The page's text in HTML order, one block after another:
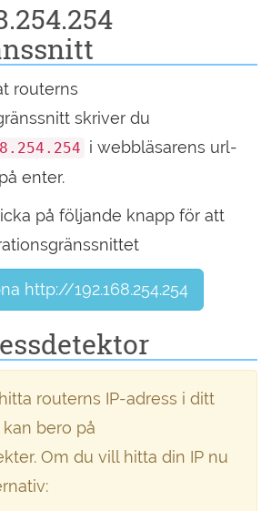
routerns
skriver du
i webbläsarens url-
enter.
på följande knapp för att
http://192.168.254.254
routerns IP-adress i ditt
bero på
Om du vill hitta din IP nu